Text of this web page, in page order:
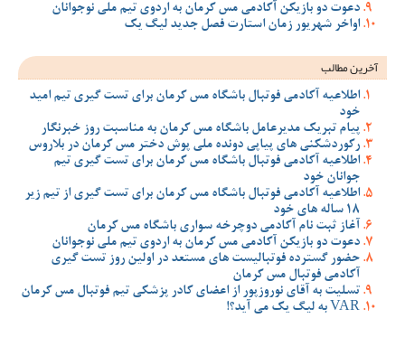
دعوت دو بازیکن آکادمی مس کرمان به اردوی تیم ملی نوجوانان
اواخر شهریور زمان استارت فصل جدید لیگ یک
آخرین مطالب
اطلاعیه آکادمی فوتبال باشگاه مس کرمان برای تست گیری تیم امید
خود
پیام تبریک مدیرعامل باشگاه مس کرمان به مناسبت روز خبرنگار
رکوردشکنی های پیاپی دونده ملی پوش دختر مس کرمان در بلاروس
اطلاعیه آکادمی فوتبال باشگاه مس کرمان برای تست گیری تیم
جوانان خود
اطلاعیه آکادمی فوتبال باشگاه مس کرمان برای تست گیری از تیم زیر
18 ساله های خود
آغاز ثبت نام آکادمی دوچرخه سواری باشگاه مس کرمان
دعوت دو بازیکن آکادمی مس کرمان به اردوی تیم ملی نوجوانان
حضور گسترده فوتبالیست های مستعد در اولین روز تست گیری
آکادمی فوتبال مس کرمان
تسلیت به آقای نوروزپور از اعضای کادر پزشکی تیم فوتبال مس کرمان
VAR به لیگ یک می آید؟!